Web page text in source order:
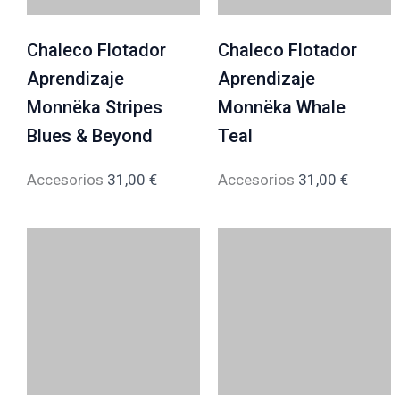
Chaleco Flotador
Aprendizaje
Monnëka Stripes
Blues & Beyond
Accesorios 31,00 €
Chaleco Flotador
Aprendizaje
Monnëka Whale
Teal
Accesorios 31,00 €